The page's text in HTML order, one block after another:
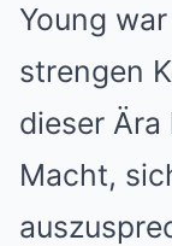
Young
strengen
dieser Ära
Macht,